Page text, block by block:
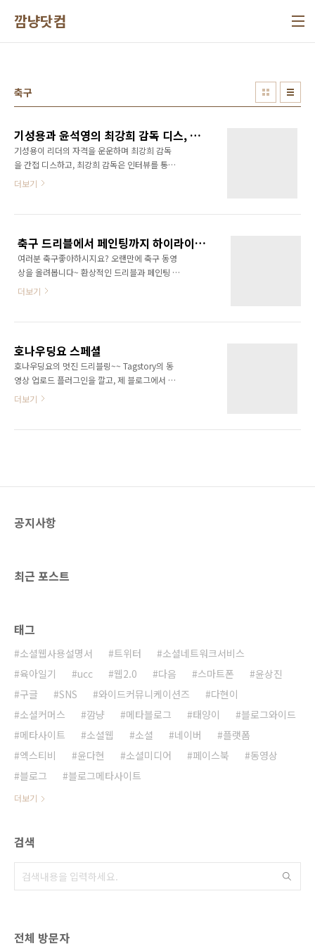
깜냥닷컴
축구
기성용과 윤석영의 최강희 감독 디스, 트위터에 한말이 그만한 가치가 있는가?
기성용이 리더의 자격을 운운하며 최강희 감독
을 간접 디스하고, 최강희 감독은 인터뷰를 통해
기성용을 까고, 윤석영은 최강희 감독의 혈액형
해서 별다른 생각없이 썼을까? 아님 일부러 갈등
을 증폭시키기 위해 썼을까? 만약 갈등을 증폭시
키기 위한 것이라면 직접 언론사에 전화해서 인
터뷰를 하던가 해야 하지 않을까? 트위터에 남기
쓰여졌을 가능성이 높다. 그것을 놓치지 않고 언
있겠는가? 결국 기성용은 트위터 계정을 삭제했
다고 하지 않는가..
더보기
축구 드리블에서 페인팅까지 하이라이트!!!
여러분 축구좋아하시지요? 오랜만에 축구 동영
상을 올려봅니다~ 환상적인 드리블과 페인팅 하
이라이트 동영상입니다! 그럼 즐감하세요!!!
더보기
호나우딩요 스페셜
호나우딩요의 멋진 드리블링~~ Tagstory의 동
영상 업로드 플러그인을 깔고, 제 블로그에서 직
접 올린 겁니다~ 멋지네요~ 이제 제 블로그에서
더보기
공지사항
최근 포스트
태그
소셜웹사용설명서 트위터
소셜네트워크서비스
육아일기
ucc 웹2.0 다음 스마트폰
윤상진
구글
SNS 와이드커뮤니케이션즈
다현이
소셜커머스
깜냥 메타블로그 태양이
블로그와이드
메타사이트
소셜웹 소셜 네이버
플랫폼
엑스티비
윤다현 소셜미디어 페이스북
동영상
블로그
블로그메타사이트
더보기
검색
전체 방문자